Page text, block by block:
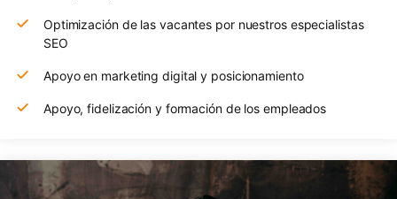
Optimización de las vacantes por nuestros especialistas
SEO
Apoyo en marketing digital y posicionamiento
Apoyo, fidelización y formación de los empleados